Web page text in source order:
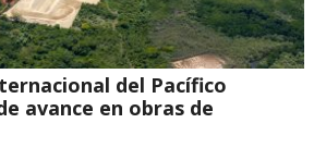
del Pacífico
avance en obras de